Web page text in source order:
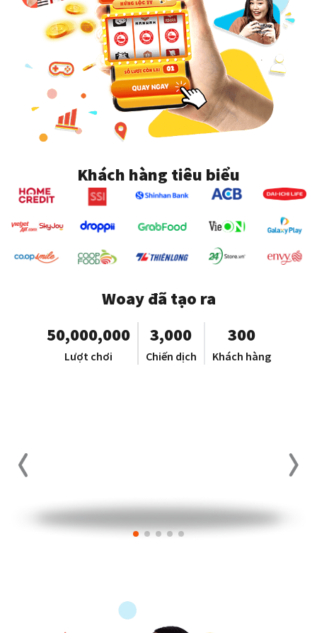
Khách hàng tiêu biểu
Woay đã tạo ra
50,000,000
Lượt chơi
3,000
Chiến dịch
300
Khách hàng